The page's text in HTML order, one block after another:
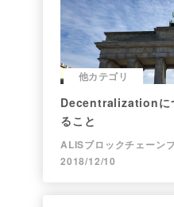
他カテゴリ
Decentralizationに
ること
2018/12/10